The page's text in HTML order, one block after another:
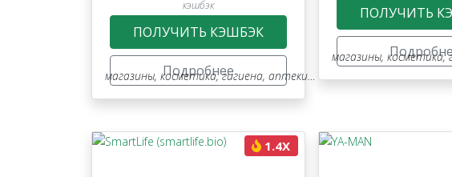
магазины, косметика, гигиена, аптеки, оптика ,электроника и
кэшбэк
ПОЛУЧИТЬ КЭШБЭК
Подробнее
магазины, косметика,
ПОЛУЧИТЬ
1.4X